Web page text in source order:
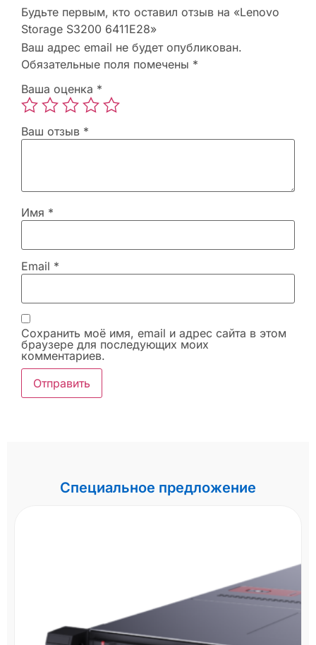
Будьте первым, кто оставил отзыв на «Lenovo
Storage S3200 6411E28»
Ваш адрес email не будет опубликован.
Обязательные поля помечены *
Ваша оценка *
Ваш отзыв *
Имя *
Email *
Сохранить моё имя, email и адрес сайта в этом
браузере для последующих моих
комментариев.
Специальное предложение